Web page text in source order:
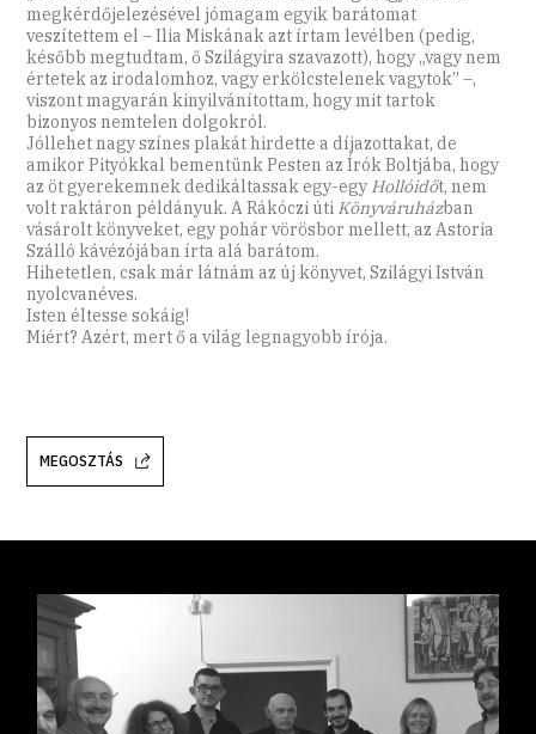
megkérdőjelezésével jómagam egyik barátomat
veszítettem el – Ilia Miskának azt írtam levélben (pedig,
később megtudtam, ő Szilágyira szavazott), hogy „vagy nem
értetek az irodalomhoz, vagy erkölcstelenek vagytok” –,
viszont magyarán kinyilvánítottam, hogy mit tartok
bizonyos nemtelen dolgokról.
Jóllehet nagy színes plakát hirdette a díjazottakat, de
amikor Pityókkal bementünk Pesten az Írók Boltjába, hogy
az öt gyerekemnek dedikáltassak egy-egy Hollóidőt, nem
volt raktáron példányuk. A Rákóczi úti Könyváruházban
vásárolt könyveket, egy pohár vörösbor mellett, az Astoria
Szálló kávézójában írta alá barátom.
Hihetetlen, csak már látnám az új könyvet, Szilágyi István
nyolcvanéves.
Isten éltesse sokáig!
Miért? Azért, mert ő a világ legnagyobb írója.
MEGOSZTÁS